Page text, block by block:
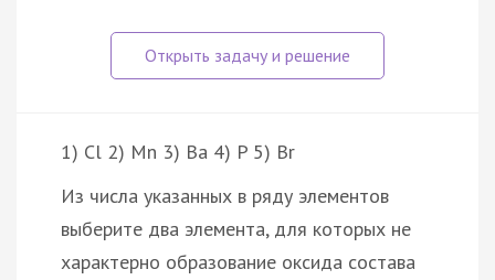
1) Cl 2) Mn 3) Ba 4) P 5) Br
Из числа указанных в ряду элементов
выберите два элемента, для которых не
характерно образование оксида состава